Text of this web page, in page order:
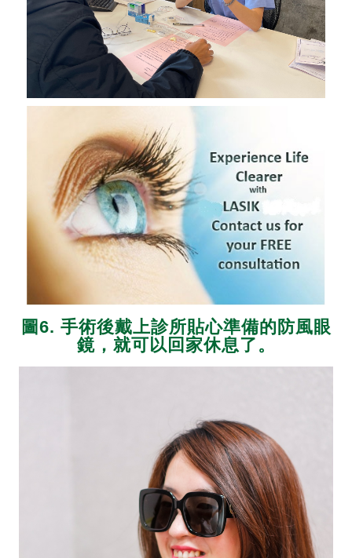
圖6. 手術後戴上診所貼心準備的防風眼
鏡，就可以回家休息了。